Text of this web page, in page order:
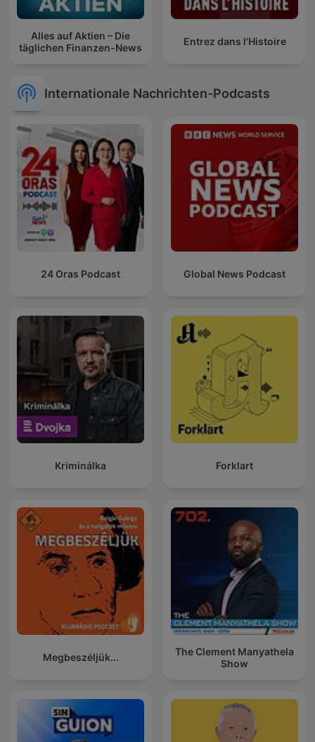
Alles auf Aktien – Die
täglichen Finanzen-News
Entrez dans l'Histoire
Internationale Nachrichten-Podcasts
24 Oras Podcast Global News Podcast
Kriminálka Forklart
Megbeszéljük...
The Clement Manyathela
Show